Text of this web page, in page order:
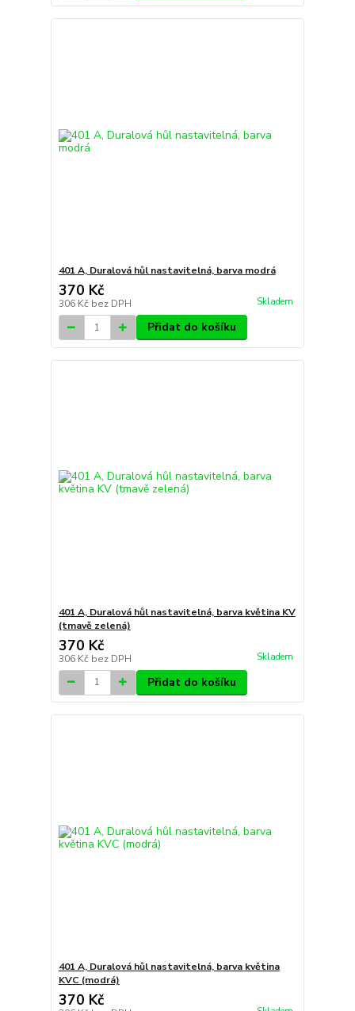
401 A, Duralová hůl nastavitelná, barva modrá
370 Kč
306 Kč bez DPH Skladem
Přidat do košíku
401 A, Duralová hůl nastavitelná, barva květina KV
(tmavě zelená)
370 Kč
306 Kč bez DPH Skladem
Přidat do košíku
401 A, Duralová hůl nastavitelná, barva květina
KVC (modrá)
370 Kč